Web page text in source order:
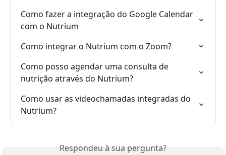
Como fazer a integração do Google Calendar
com o Nutrium
Como integrar o Nutrium com o Zoom?
Como posso agendar uma consulta de
nutrição através do Nutrium?
Como usar as videochamadas integradas do
Nutrium?
Respondeu à sua pergunta?